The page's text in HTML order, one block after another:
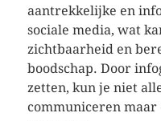
aantrekkelijke en
sociale media, wat
zichtbaarheid en
boodschap. Door
zetten, kun je niet
communiceren